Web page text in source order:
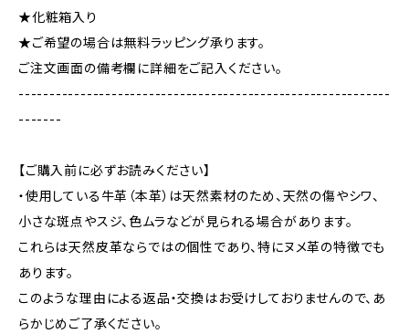
★化粧箱入り
★ご希望の場合は無料ラッピング承ります。
ご注文画面の備考欄に詳細をご記入ください。
------------------------------------------------------------
-------
【ご購入前に必ずお読みください】
・使用している牛革（本革）は天然素材のため、天然の傷やシワ、
小さな斑点やスジ、色ムラなどが見られる場合があります。
これらは天然皮革ならではの個性であり、特にヌメ革の特徴でも
あります。
このような理由による返品・交換はお受けしておりませんので、あ
らかじめご了承ください。